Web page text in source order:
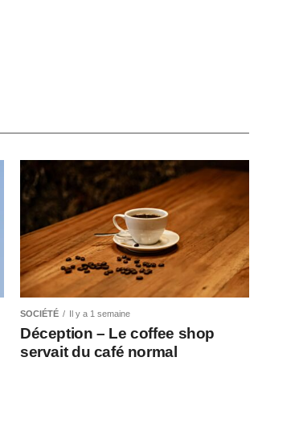
SOCIÉTÉ Il y a 1 semaine
Déception – Le coffee shop
servait du café normal